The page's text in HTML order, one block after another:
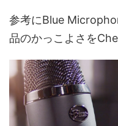
参考にBlue
品のかっこよさを